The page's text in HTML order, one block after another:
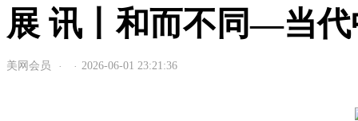
展 讯丨和而不同—当
美网会员 · · 2026-06-01 23:21:36